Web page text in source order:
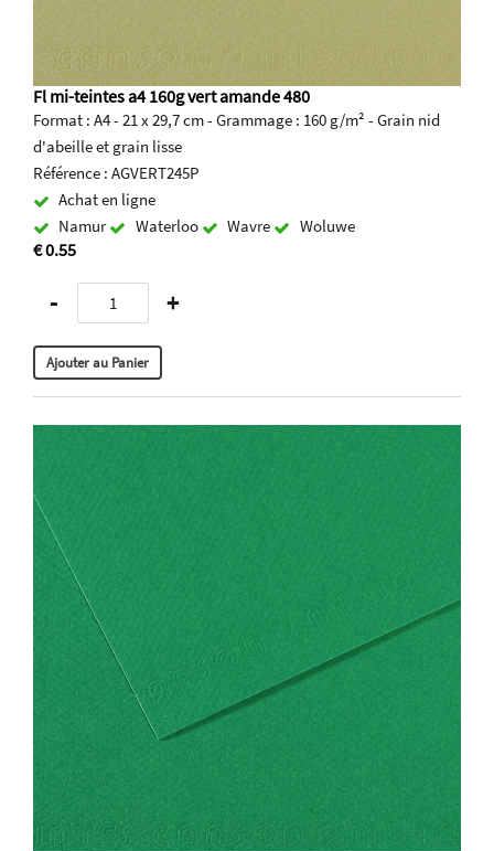
Fl mi-teintes a4 160g vert amande 480
Format : A4 - 21 x 29,7 cm - Grammage : 160 g/m² - Grain nid
d'abeille et grain lisse
Référence : AGVERT245P
Achat en ligne
Namur
Waterloo Wavre Woluwe
€ 0.55
- +